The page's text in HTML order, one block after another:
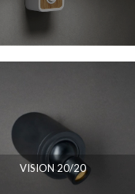
VISION 20/20